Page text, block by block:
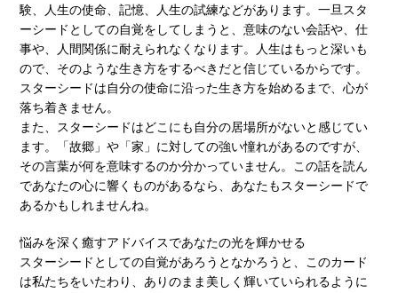
験、人生の使命、記憶、人生の試練などがあります。一旦スタ
ーシードとしての自覚をしてしまうと、意味のない会話や、仕
事や、人間関係に耐えられなくなります。人生はもっと深いも
ので、そのような生き方をするべきだと信じているからです。
スターシードは自分の使命に沿った生き方を始めるまで、心が
落ち着きません。
また、スターシードはどこにも自分の居場所がないと感じてい
ます。「故郷」や「家」に対しての強い憧れがあるのですが、
その言葉が何を意味するのか分かっていません。この話を読ん
であなたの心に響くものがあるなら、あなたもスターシードで
あるかもしれませんね。
悩みを深く癒すアドバイスであなたの光を輝かせる
スターシードとしての自覚があろうとなかろうと、このカード
は私たちをいたわり、ありのまま美しく輝いていられるように